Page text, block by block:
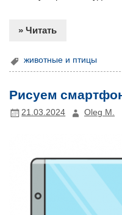
» Читать
животные и птицы
Рисуем
21.03.2024 Oleg M.